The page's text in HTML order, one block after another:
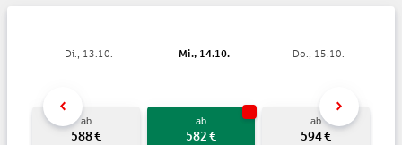
Di., 13.10.
ab
588€
Mi., 14.10.
ab
582 €
Do., 15.10.
ab
594€